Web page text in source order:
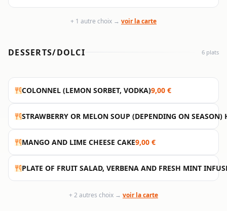
+ 1 autre choix → voir la carte
DESSERTS/DOLCI 6 plats
COLONNEL (LEMON SORBET, VODKA)9,00 €
STRAWBERRY OR MELON SOUP (DEPENDING ON
MANGO AND LIME CHEESE CAKE9,00 €
PLATE OF FRUIT SALAD, VERBENA AND FRESH MINT
+ 2 autres choix → voir la carte